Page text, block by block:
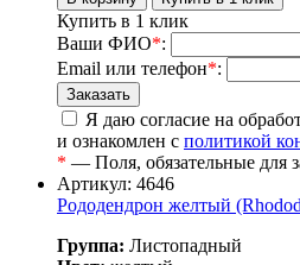
Купить в 1 клик
Ваши ФИО*:
Email или телефон*:
Я даю согласие на
и ознакомлен с политикой
* — Поля, обязательные для
Артикул: 4646
Рододендрон желтый
Группа: Листопадный